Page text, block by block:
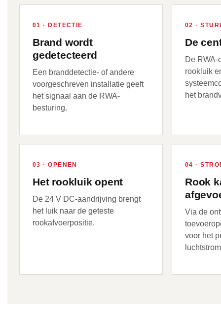
01 · DETECTIE
Brand wordt
gedetecteerd
Een branddetectie- of andere
voorgeschreven installatie geeft
het signaal aan de RWA-
besturing.
02 ·
De
De RWA-
rookluik
het
03 · OPENEN
Het rookluik opent
De 24 V DC-aandrijving brengt
het luik naar de geteste
rookafvoerpositie.
04 ·
Rook
Via de
voor het